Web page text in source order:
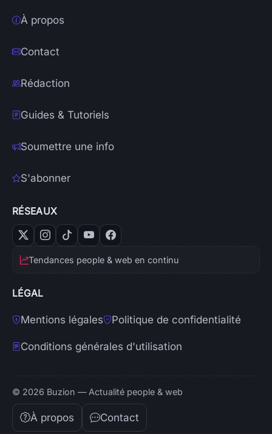
À propos
Contact
Rédaction
Guides & Tutoriels
Soumettre une info
S'abonner
RÉSEAUX
Tendances people & web en continu
LÉGAL
Mentions légales Politique de confidentialité
Conditions générales d'utilisation
© 2026 Buzion — Actualité people & web
À propos Contact